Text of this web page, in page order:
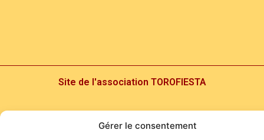
Gérer le consentement
Site de l'association TOROFIESTA